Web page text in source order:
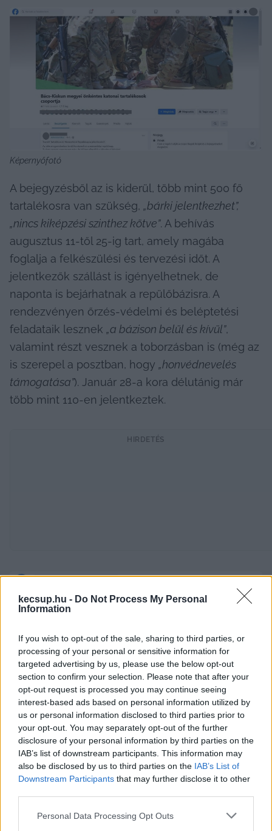
kecsup.hu - Do Not Process My Personal
Information
If you wish to opt-out of the sale, sharing to third parties, or
processing of your personal or sensitive information for
targeted advertising by us, please use the below opt-out
section to confirm your selection. Please note that after your
opt-out request is processed you may continue seeing
interest-based ads based on personal information utilized by
us or personal information disclosed to third parties prior to
your opt-out. You may separately opt-out of the further
disclosure of your personal information by third parties on the
IAB’s list of downstream participants. This information may
also be disclosed by us to third parties on the IAB’s List of
Downstream Participants that may further disclose it to other
Please note that this website/app uses one or more Google
Personal Data Processing Opt Outs
Képernyőfotó
A bejegyzésből az is kiderül, több mint 500 fő
tartalékosra van szükség, „bárki jelentkezhet”,
„nincs kiképzési szinthez kötve”. A behívás
augusztus 11-től 25-ig tart, amely magába
foglalja a felkészülési és tervezési időt. A
jelentkezők szállást is igényelhetnek, de
naponta is bejárhatnak a repülőbázisra. A
rendezvényen őrzés-védelmi és beléptetési
feladataik lesznek „a bázison belül és kívül”,
valamint részt vesznek a toborzásban is (még az
is szerepel a posztban, hogy „honvédnevelés
támogatása”). Január 28-a kora délutánig már
több mint 110-en jelentkeztek.
HIRDETÉS
Képernyőfotó